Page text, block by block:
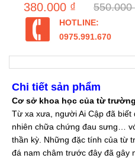
380.000 ₫ 550.000
HOTLINE:
0975.991.670
Chi tiết sản phẩm
Cơ sở khoa học của từ
Từ xa xưa, người Ai Cập đã
nhiên chữa chứng đau sưng…
thần kỳ. Những đặc tính của từ
đá nam châm trước đây đã gây